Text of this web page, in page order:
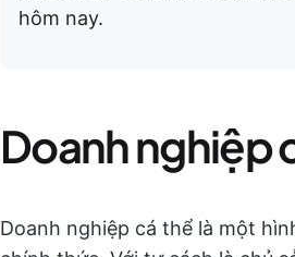
hôm nay.
Doanh nghiệp
Doanh nghiệp cá thể là một